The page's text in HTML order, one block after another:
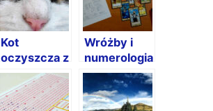
Kot
oczyszcza z
negatywnych
energii nas i
nasz dom
Wróżby i
numerologia